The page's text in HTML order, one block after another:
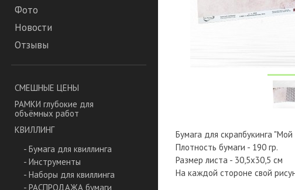
Фото
Новости
Отзывы
СМЕШНЫЕ ЦЕНЫ
РАМКИ глубокие для
объёмных работ
КВИЛЛИНГ
- Бумага для квиллинга
- Инструменты
- Наборы для квиллинга
- РАСПРОДАЖА бумаги
Бумага для скрапбукинга
Плотность бумаги - 190 гр.
Размер листа - 30,5х30,5 см
На каждой стороне свой